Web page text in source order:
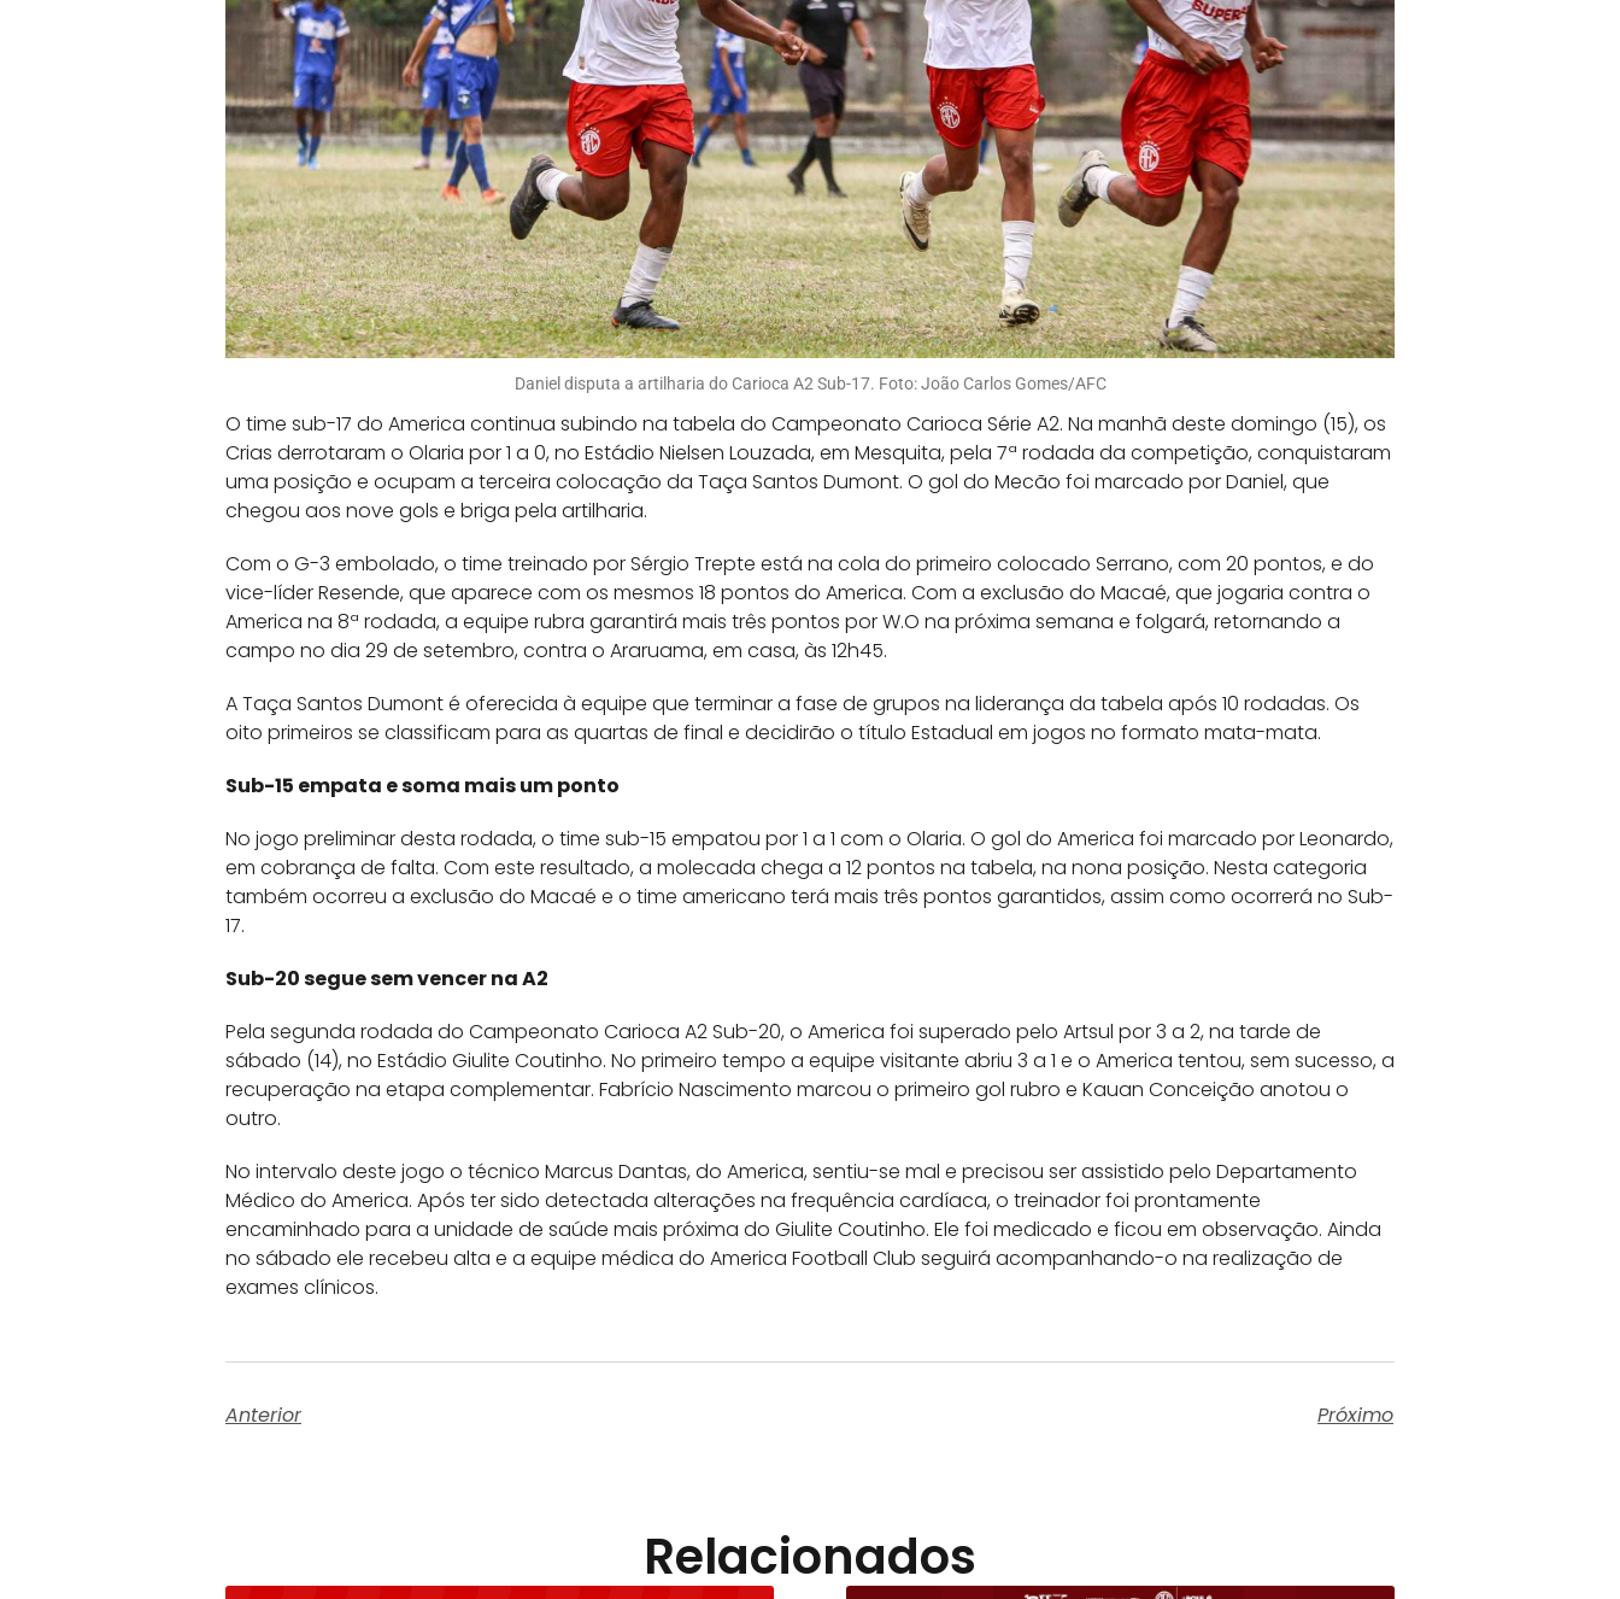
Daniel disputa a artilharia do Carioca A2 Sub-17. Foto: João Carlos Gomes/AFC
O time sub-17 do America continua subindo na tabela do Campeonato Carioca Série A2. Na manhã deste domingo (15), os
Crias derrotaram o Olaria por 1 a 0, no Estádio Nielsen Louzada, em Mesquita, pela 7ª rodada da competição, conquistaram
uma posição e ocupam a terceira colocação da Taça Santos Dumont. O gol do Mecão foi marcado por Daniel, que
chegou aos nove gols e briga pela artilharia.
Com o G-3 embolado, o time treinado por Sérgio Trepte está na cola do primeiro colocado Serrano, com 20 pontos, e do
vice-líder Resende, que aparece com os mesmos 18 pontos do America. Com a exclusão do Macaé, que jogaria contra o
America na 8ª rodada, a equipe rubra garantirá mais três pontos por W.O na próxima semana e folgará, retornando a
campo no dia 29 de setembro, contra o Araruama, em casa, às 12h45.
A Taça Santos Dumont é oferecida à equipe que terminar a fase de grupos na liderança da tabela após 10 rodadas. Os
oito primeiros se classificam para as quartas de final e decidirão o título Estadual em jogos no formato mata-mata.
Sub-15 empata e soma mais um ponto
No jogo preliminar desta rodada, o time sub-15 empatou por 1 a 1 com o Olaria. O gol do America foi marcado por Leonardo,
em cobrança de falta. Com este resultado, a molecada chega a 12 pontos na tabela, na nona posição. Nesta categoria
também ocorreu a exclusão do Macaé e o time americano terá mais três pontos garantidos, assim como ocorrerá no Sub-
17.
Sub-20 segue sem vencer na A2
Pela segunda rodada do Campeonato Carioca A2 Sub-20, o America foi superado pelo Artsul por 3 a 2, na tarde de
sábado (14), no Estádio Giulite Coutinho. No primeiro tempo a equipe visitante abriu 3 a 1 e o America tentou, sem sucesso, a
recuperação na etapa complementar. Fabrício Nascimento marcou o primeiro gol rubro e Kauan Conceição anotou o
outro.
No intervalo deste jogo o técnico Marcus Dantas, do America, sentiu-se mal e precisou ser assistido pelo Departamento
Médico do America. Após ter sido detectada alterações na frequência cardíaca, o treinador foi prontamente
encaminhado para a unidade de saúde mais próxima do Giulite Coutinho. Ele foi medicado e ficou em observação. Ainda
no sábado ele recebeu alta e a equipe médica do America Football Club seguirá acompanhando-o na realização de
exames clínicos.
Anterior Próximo
Relacionados